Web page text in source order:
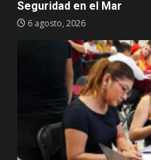
Seguridad en el Mar
6 agosto, 2026